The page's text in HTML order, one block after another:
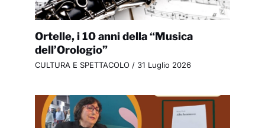
Ortelle, i 10 anni della “Musica
dell’Orologio”
CULTURA E SPETTACOLO / 31 Luglio 2026